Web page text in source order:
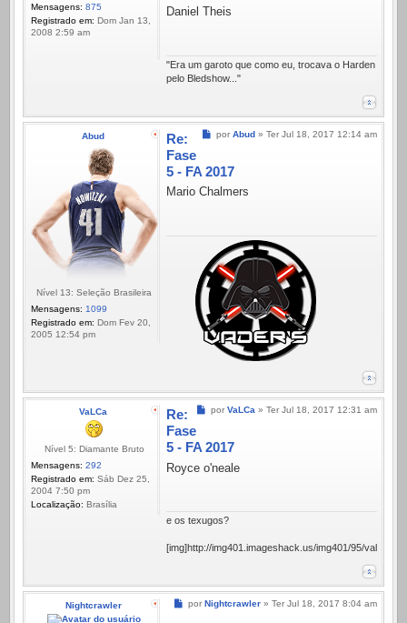
Mensagens: 875
Registrado em: Dom Jan 13,
2008 2:59 am
Daniel Theis
"Era um garoto que como eu, trocava o Harden
pelo Bledshow..."
Abud
Nível 13: Seleção Brasileira
Mensagens: 1099
Registrado em: Dom Fev 20,
2005 12:54 pm
Mensagem
por Abud » Ter Jul 18, 2017 12:14 am
Re:
Fase
5 - FA 2017
Mario Chalmers
VaLCa
Nível 5: Diamante Bruto
Mensagens: 292
Registrado em: Sáb Dez 25,
2004 7:50 pm
Localização: Brasí­lia
Mensagem
por VaLCa » Ter Jul 18, 2017 12:31 am
Re:
Fase
5 - FA 2017
Royce o'neale
e os texugos?
[img]http://img401.imageshack.us/img401/95/
Nightcrawler Mensagem
por Nightcrawler » Ter Jul 18, 2017 8:04 am